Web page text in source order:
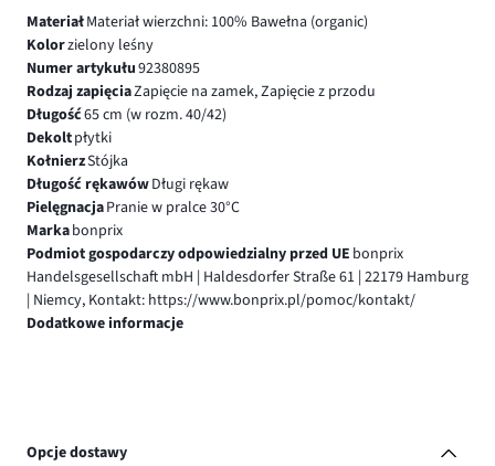
MateriałMateriał wierzchni: 100% Bawełna (organic)
Kolorzielony leśny
Numer artykułu92380895
Rodzaj zapięciaZapięcie na zamek, Zapięcie z przodu
Długość65 cm (w rozm. 40/42)
Dekoltpłytki
KołnierzStójka
Długość rękawówDługi rękaw
PielęgnacjaPranie w pralce 30°C
Markabonprix
Podmiot gospodarczy odpowiedzialny przed UE bonprix
Handelsgesellschaft mbH | Haldesdorfer Straße 61 | 22179 Hamburg
| Niemcy, Kontakt: https://www.bonprix.pl/pomoc/kontakt/
Dodatkowe informacje
Opcje dostawy